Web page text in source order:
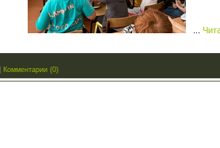
Комментарии (0)